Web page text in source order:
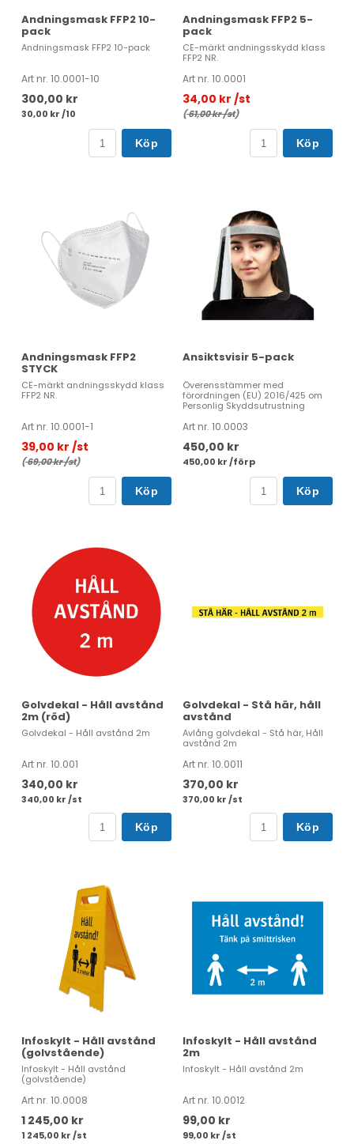
Andningsmask FFP2 10-
pack
Andningsmask FFP2 10-pack
Art nr. 10.0001-10
300,00 kr
30,00 kr /10
Köp
Andningsmask FFP2 5-
pack
CE-märkt andningsskydd klass
FFP2 NR.
Art nr. 10.0001
34,00 kr /st
(61,00 kr /st)
Köp
Andningsmask FFP2
STYCK
CE-märkt andningsskydd klass
FFP2 NR.
Art nr. 10.0001-1
39,00 kr /st
(69,00 kr /st)
Köp
Ansiktsvisir 5-pack
Överensstämmer med
förordningen (EU) 2016/425 om
Personlig Skyddsutrustning
Art nr. 10.0003
450,00 kr
450,00 kr /förp
Köp
Golvdekal - Håll avstånd
2m (röd)
Golvdekal - Håll avstånd 2m
Art nr. 10.001
340,00 kr
340,00 kr /st
Köp
Golvdekal - Stå här, håll
avstånd
Avlång golvdekal - Stå här, Håll
avstånd 2m
Art nr. 10.0011
370,00 kr
370,00 kr /st
Köp
Infoskylt - Håll avstånd
(golvstående)
Infoskylt - Håll avstånd
(golvstående)
Art nr. 10.0008
1 245,00 kr
1 245,00 kr /st
Infoskylt - Håll avstånd
2m
Infoskylt - Håll avstånd 2m
Art nr. 10.0012
99,00 kr
99,00 kr /st